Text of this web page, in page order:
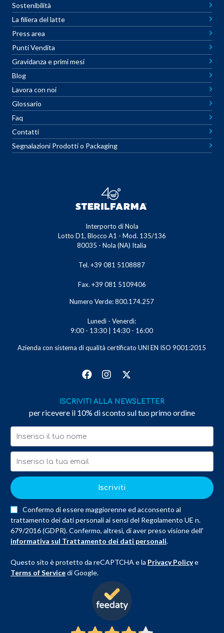
Sostenibilità
La filiera del latte
Press area
Punti Vendita
Gravidanza e primi mesi
Blog
Lavora con noi
Glossario
Faq
Contatti
Segnalazioni Prodotti o Packaging
Interporto di Nola
Lotto D1, Blocco A1 - Mod. 135/136
80035 - Nola (NA) Italia
Tel. +39 081 5108887
Fax. +39 081 5109406
Numero Verde: 800.174.257
Lunedì - Venerdì:
9:00 - 13:30 | 14:30 - 16:00
Azienda con sistema di qualità certificato UNI EN ISO 9001:2015
ISCRIVITI ALLA NEWSLETTER
per ricevere il 10% di sconto sul tuo primo ordine
Iscriviti
Confermo di essere maggiorenne ed acconsento al
trattamento dei dati personali ai sensi del Regolamento UE n.
679/2016 (GDPR). Confermo, altresì, di aver preso visione dell'
informativa sul Trattamento dei dati personali.
Questo sito è protetto da reCAPTCHA e la Privacy Policye
Terms of Servicedi Google.